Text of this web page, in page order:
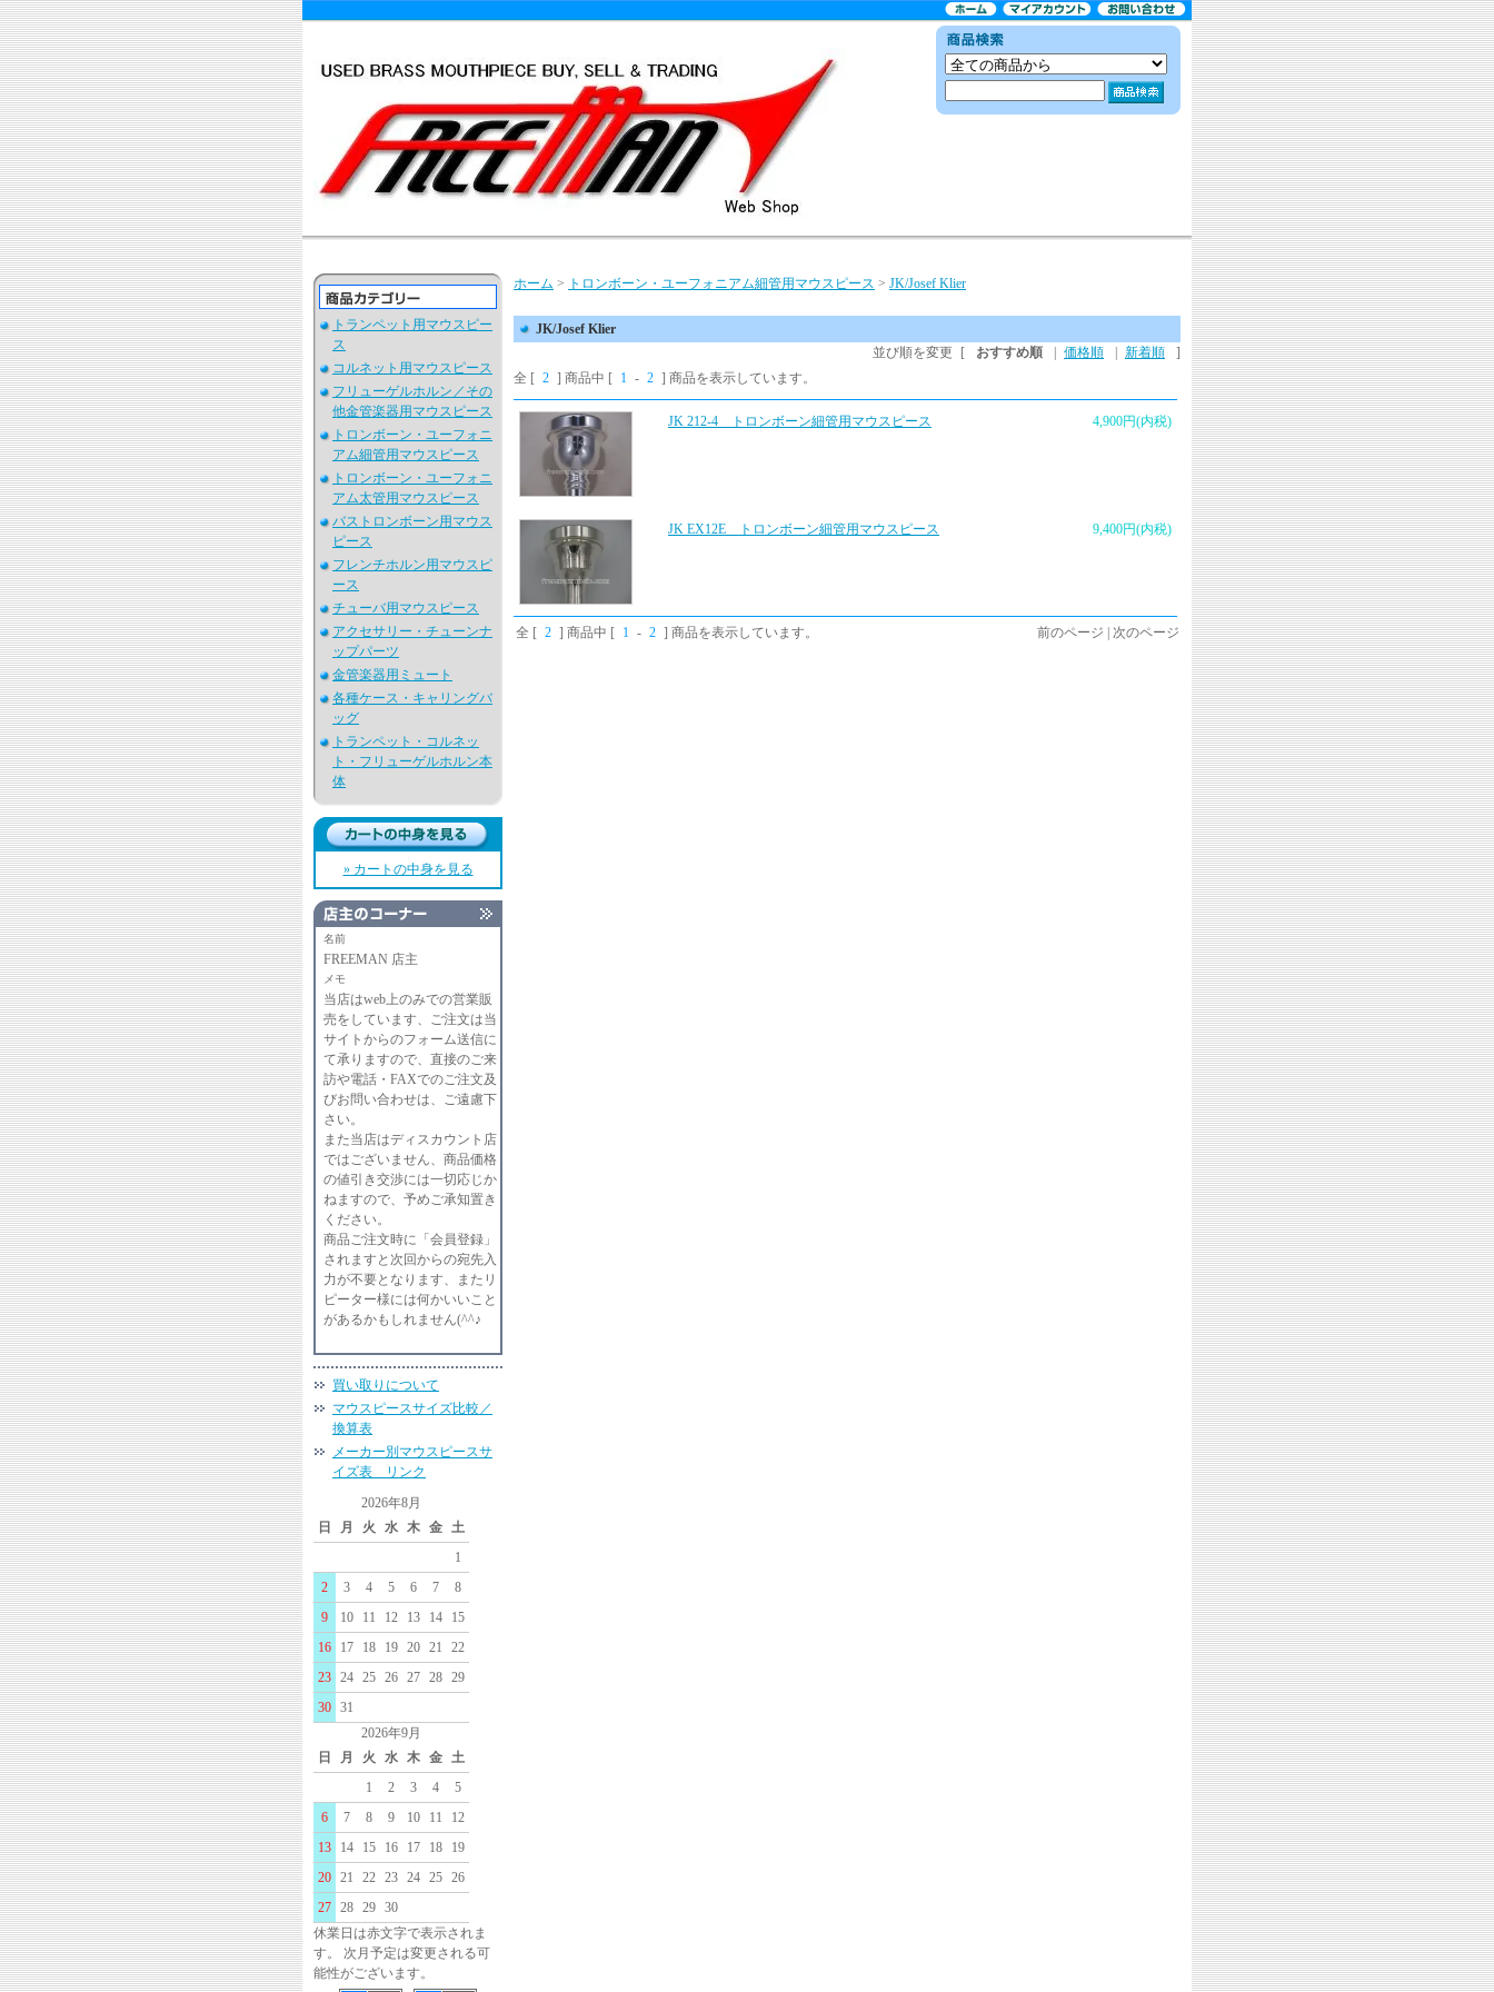
トランペット用マウスピー
ス
コルネット用マウスピース
フリューゲルホルン／その
他金管楽器用マウスピース
トロンボーン・ユーフォニ
アム細管用マウスピース
トロンボーン・ユーフォニ
アム太管用マウスピース
バストロンボーン用マウス
ピース
フレンチホルン用マウスピ
ース
チューバ用マウスピース
アクセサリー・チューンナ
ップパーツ
金管楽器用ミュート
各種ケース・キャリングバ
ッグ
トランペット・コルネッ
ト・フリューゲルホルン本
体
» カートの中身を見る
名前
FREEMAN 店主
メモ
当店はweb上のみでの営業販
売をしています、ご注文は当
サイトからのフォーム送信に
て承りますので、直接のご来
訪や電話・FAXでのご注文及
びお問い合わせは、ご遠慮下
さい。
また当店はディスカウント店
ではございません、商品価格
の値引き交渉には一切応じか
ねますので、予めご承知置き
ください。
商品ご注文時に「会員登録」
されますと次回からの宛先入
力が不要となります、またリ
ピーター様には何かいいこと
があるかもしれません(^^♪
買い取りについて
マウスピースサイズ比較／
換算表
メーカー別マウスピースサ
イズ表 リンク
2026年8月
日
月 火 水 木 金 土
1
2
3 4 5 6 7
8
9
10 11 12 13 14
15
16
17 18 19 20 21
22
23 24 25 26 27 28 29
30 31
2026年9月
日
月 火 水 木 金 土
1
2 3 4
5
6
7 8 9 10 11
12
13
14 15 16 17 18
19
20 21 22 23 24 25 26
27 28 29 30
休業日は赤文字で表示されま
す。 次月予定は変更される可
能性がございます。
ホーム > トロンボーン・ユーフォニアム細管用マウスピース > JK/Josef Klier
JK/Josef Klier
並び順を変更
[ おすすめ順 価格順 新着順
]
全 [ 2 ] 商品中 [ 1 - 2 ] 商品を表示しています。
4,900円(内税)
JK 212-4 トロンボーン細管用マウスピース
9,400円(内税)
JK EX12E トロンボーン細管用マウスピース
全 [ 2 ] 商品中 [ 1 - 2 ] 商品を表示しています。 前のページ | 次のページ